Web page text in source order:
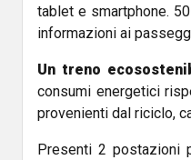
tablet e smartphone.
informazioni ai
Un treno
consumi energetici
provenienti dal riciclo,
Presenti 2 postazioni